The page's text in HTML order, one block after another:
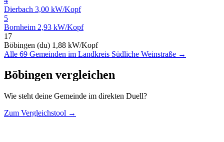
Dierbach 3,00 kW/Kopf
5
Bornheim 2,93 kW/Kopf
17
Böbingen (du) 1,88 kW/Kopf
Alle 69 Gemeinden im Landkreis Südliche Weinstraße →
Böbingen vergleichen
Wie steht deine Gemeinde im direkten Duell?
Zum Vergleichstool →